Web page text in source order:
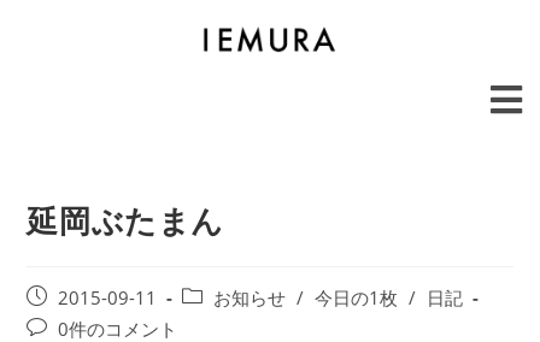
延岡ぶたまん
2015-09-11 お知らせ / 今日の1枚 / 日記
0件のコメント